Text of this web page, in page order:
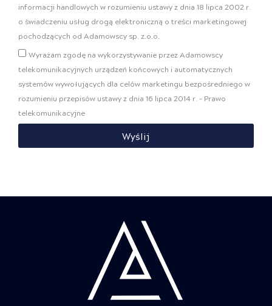
informacji handlowych w rozumieniu ustawy z dnia 18 lipca 2002 r.
o świadczeniu usług drogą elektroniczną o treści marketingowej
pochodzących od Adamowscy sp. z.o.o.
Wyrażam zgodę na wykorzystywanie przez Adamowscy
telekomunikacyjnych urządzeń końcowych i automatycznych
systemów wywołujących dla celów marketingu bezpośredniego w
rozumieniu przepisów ustawy z dnia 16 lipca 2014 r. - Prawo
telekomunikacyjne
Wyślij